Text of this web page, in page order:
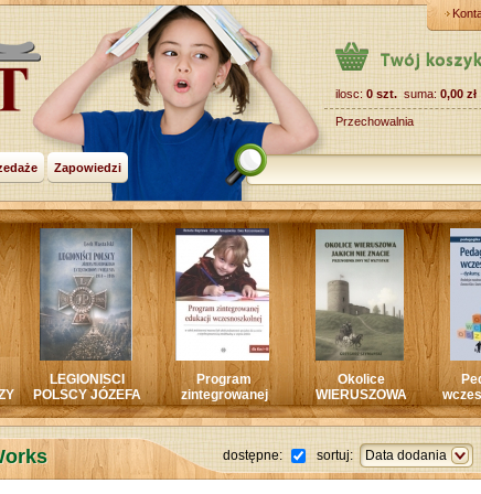
Zapowiedzi
ilosc: 0 szt. suma: 0,00 zł
Przechowalnia
Z
I
Program
zintegrowanej
edukacji
wczesnoszkolnej
dla klas 1-3
Okolice
WIERUSZOWA
jakich nie znacie
Pedagogika
wczesnoszkolna -
dyskursy,
problemy,rozwiązania
sortuj: Data dodania
dostępne: